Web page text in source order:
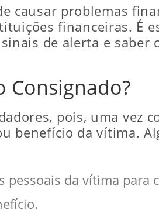
causar problemas
financeiras. É
de alerta e saber
Consignado?
pois, uma vez
benefício da vítima.
pessoais da vítima para